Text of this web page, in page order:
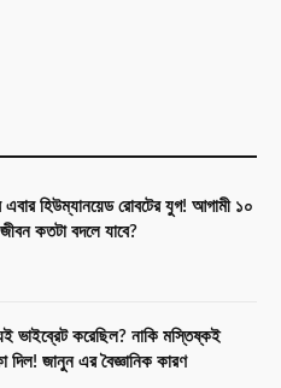
হিউম্যানয়েড রোবটের যুগ! আগামী ১০
কতটা বদলে যাবে?
ভাইব্রেট করেছিল? নাকি মস্তিষ্কই
দিল! জানুন এর বৈজ্ঞানিক কারণ